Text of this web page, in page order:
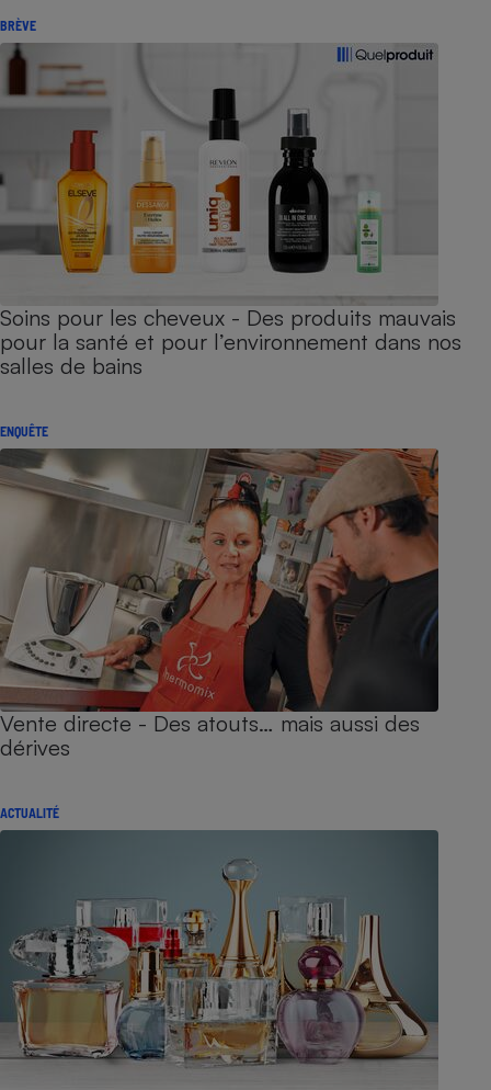
BRÈVE
Soins pour les cheveux - Des produits mauvais
pour la santé et pour l’environnement dans nos
salles de bains
ENQUÊTE
Vente directe - Des atouts… mais aussi des
dérives
ACTUALITÉ